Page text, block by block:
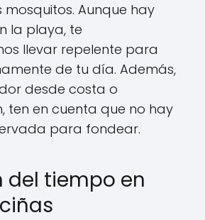
mosquitos. Aunque hay
la playa, te
llevar repelente para
de tu día. Además,
desde costa o
ten en cuenta que no hay
para fondear.
del tiempo en